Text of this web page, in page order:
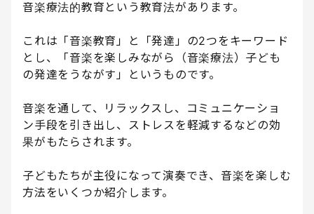
音楽療法的教育という教育法があります。
これは「音楽教育」と「発達」の2つをキーワード
とし、「音楽を楽しみながら（音楽療法）子ども
の発達をうながす」というものです。
音楽を通して、リラックスし、コミュニケーショ
ン手段を引き出し、ストレスを軽減するなどの効
果がもたらされます。
子どもたちが主役になって演奏でき、音楽を楽しむ
方法をいくつか紹介します。